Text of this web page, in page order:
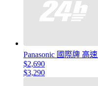
Panasonic 國際牌 高
$2,690
$3,290